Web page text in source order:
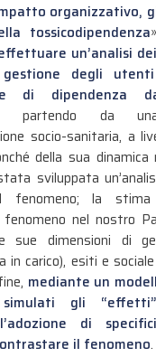
organizzativo,
tossicodipendenza
un’analisi
degli
di dipendenza
partendo da una
socio-sanitaria, a
della sua
sviluppata
fenomeno; la stima
fenomeno nel nostro
sue dimensioni di
in carico), esiti e
mediante un
gli “effetti”
di
il fenomeno.